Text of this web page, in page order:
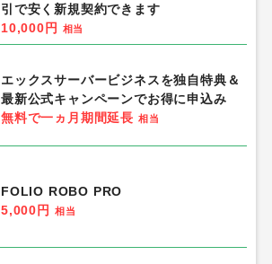
引で安く新規契約できます
10,000円
相当
エックスサーバービジネスを独自特典＆
最新公式キャンペーンでお得に申込み
無料で一ヵ月期間延長 相当
FOLIO ROBO PRO
5,000円
相当